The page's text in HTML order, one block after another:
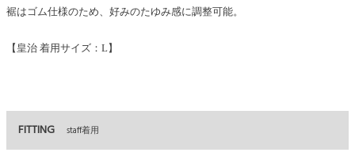
裾はゴム仕様のため、好みのたゆみ感に調整可能。
【皇治 着用サイズ：L】
FITTING staff着用